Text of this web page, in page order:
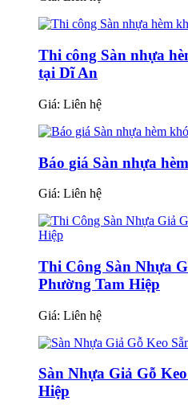
Thi công Sàn nhựa
tại Dĩ An
Giá: Liên hệ
Báo giá Sàn nhựa
Giá: Liên hệ
Thi Công Sàn Nhựa
Phường Tam Hiệp
Giá: Liên hệ
Sàn Nhựa Giả Gỗ
Hiệp